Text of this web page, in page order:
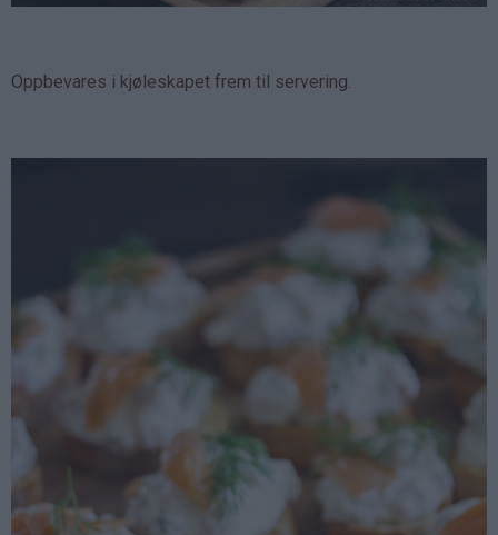
Oppbevares i kjøleskapet frem til servering.